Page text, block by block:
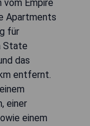
vom Empire
Apartments
für
State
das
entfernt.
einer
einem